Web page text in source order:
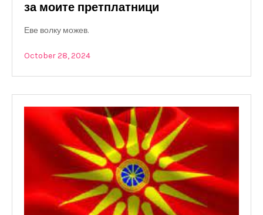
за моите претплатници
Еве волку можев.
October 28, 2024